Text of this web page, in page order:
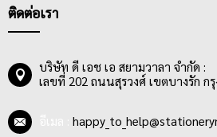
ทั้งนี้ผู้ใช้สามารถเลือกซื้อให้เหมาะกับงานที่
ติดต่อเรา
บริษัท ดี เอช เอ สยามวาลา จำกัด :
เลขที่ 202 ถนนสุรวงศ์ เขตบางรัก ก